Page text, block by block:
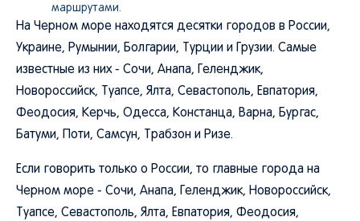
маршрутами.
На Черном море находятся десятки городов в России,
Украине, Румынии, Болгарии, Турции и Грузии. Самые
известные из них - Сочи, Анапа, Геленджик,
Новороссийск, Туапсе, Ялта, Севастополь, Евпатория,
Феодосия, Керчь, Одесса, Констанца, Варна, Бургас,
Батуми, Поти, Самсун, Трабзон и Ризе.
Если говорить только о России, то главные города на
Черном море - Сочи, Анапа, Геленджик, Новороссийск,
Туапсе, Севастополь, Ялта, Евпатория, Феодосия,